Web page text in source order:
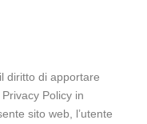
diritto di apportare
Policy in
sito web, l’utente